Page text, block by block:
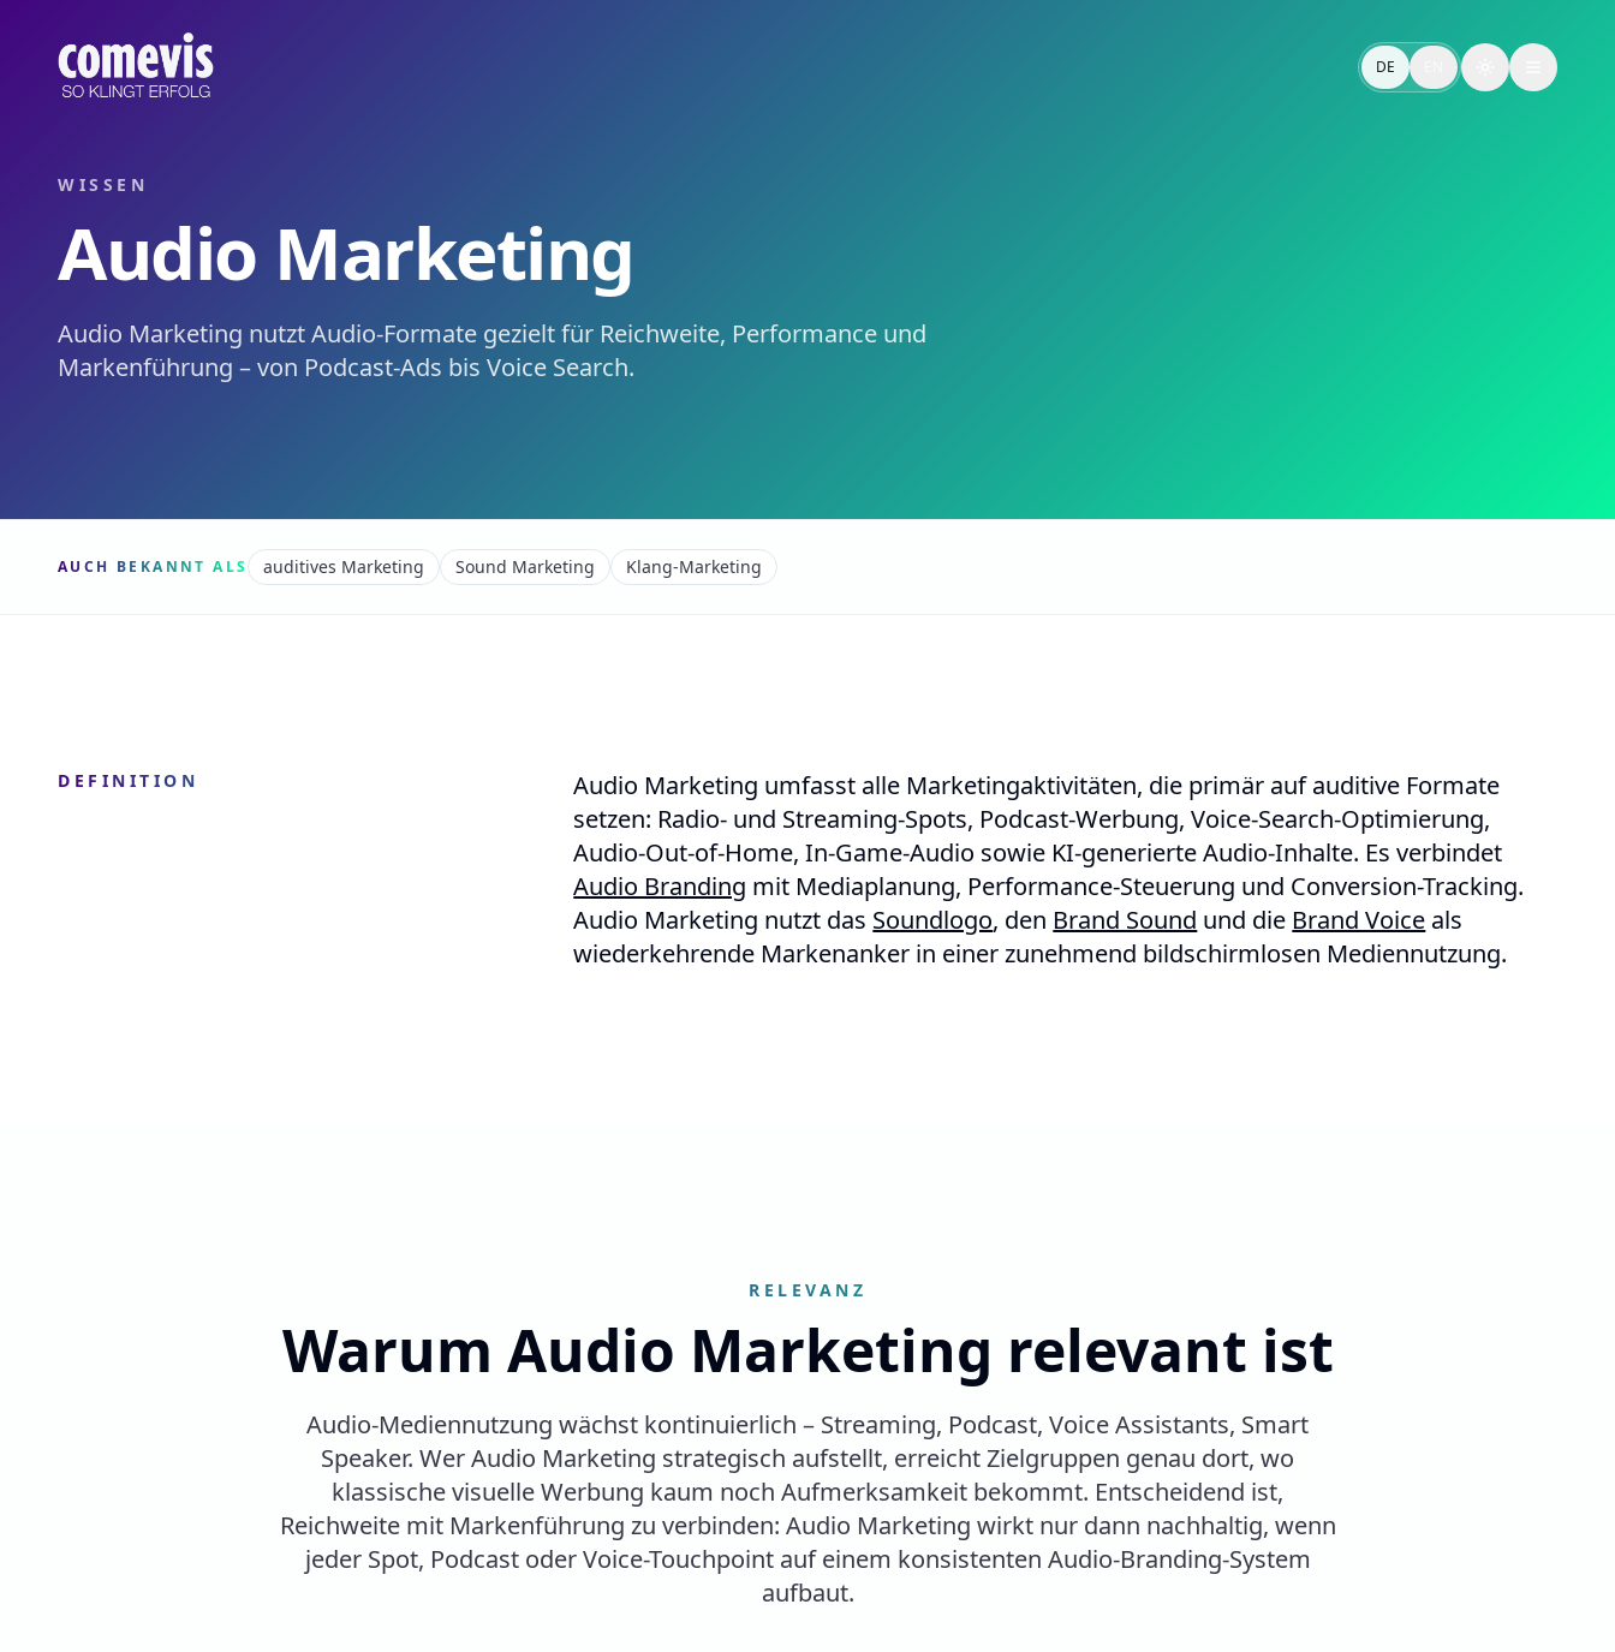
Audio Marketing nutzt Audio-Formate gezielt für Reichweite, Performance und Markenführung – von Podcast-Ads bis Voice Search.
Audio Marketing – Definition & Why It Matters
Audio marketing uses audio formats deliberately for reach, performance, and brand leadership – from podcast ads to voice search.
DE Toggle theme
WISSEN
Audio Marketing
Audio Marketing nutzt Audio-Formate gezielt für Reichweite, Performance und
Markenführung – von Podcast-Ads bis Voice Search.
AUCH BEKANNT ALS auditives Marketing Sound Marketing Klang-Marketing
DEFINITION
Audio Marketing umfasst alle Marketingaktivitäten, die primär auf auditive Formate
setzen: Radio- und Streaming-Spots, Podcast-Werbung, Voice-Search-Optimierung,
Audio-Out-of-Home, In-Game-Audio sowie KI-generierte Audio-Inhalte. Es verbindet
Audio Branding mit Mediaplanung, Performance-Steuerung und Conversion-Tracking.
Audio Marketing nutzt das Soundlogo, den Brand Sound und die Brand Voice als
wiederkehrende Markenanker in einer zunehmend bildschirmlosen Mediennutzung.
RELEVANZ
Warum Audio Marketing relevant ist
Audio-Mediennutzung wächst kontinuierlich – Streaming, Podcast, Voice Assistants, Smart
Speaker. Wer Audio Marketing strategisch aufstellt, erreicht Zielgruppen genau dort, wo
klassische visuelle Werbung kaum noch Aufmerksamkeit bekommt. Entscheidend ist,
Reichweite mit Markenführung zu verbinden: Audio Marketing wirkt nur dann nachhaltig, wenn
jeder Spot, Podcast oder Voice-Touchpoint auf einem konsistenten Audio-Branding-System
aufbaut.